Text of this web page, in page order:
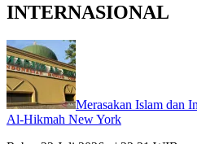
INTERNASIONAL
Merasakan Islam dan
Al-Hikmah New York